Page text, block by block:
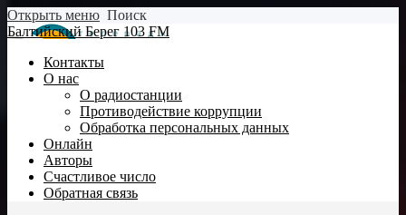
Открыть меню Поиск
Балтийский Берег 103 FM
Контакты
О нас
О радиостанции
Противодействие коррупции
Обработка персональных данных
Онлайн
Авторы
Счастливое число
Обратная связь